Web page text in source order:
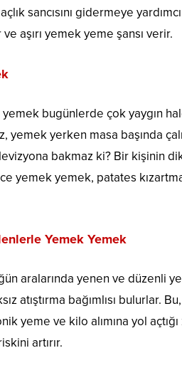
sancısını gidermeye
ve aşırı yemek yeme şansı verir.
bugünlerde çok yaygın
yemek yerken masa başında
bakmaz ki? Bir kişinin
yemek yemek, patates
Yemek Yemek
aralarında yenen ve düzenli
atıştırma bağımlısı bulurlar.
yeme ve kilo alımına yol
artırır.